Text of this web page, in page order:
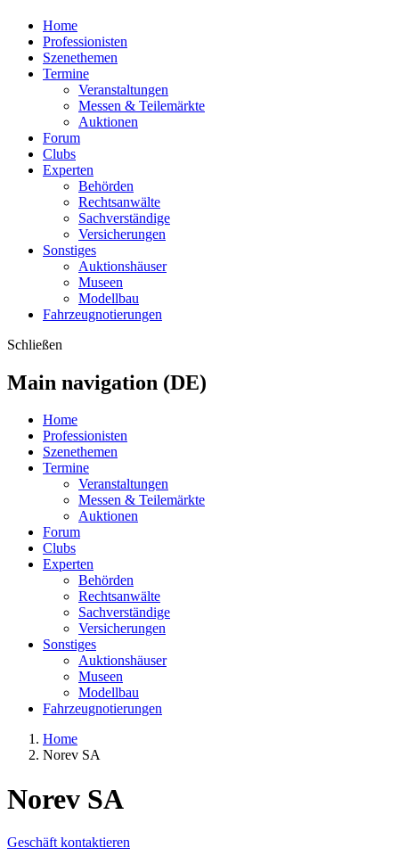
Home
Professionisten
Szenethemen
Termine
Veranstaltungen
Messen & Teilemärkte
Auktionen
Forum
Clubs
Experten
Behörden
Rechtsanwälte
Sachverständige
Versicherungen
Sonstiges
Auktionshäuser
Museen
Modellbau
Fahrzeugnotierungen
Schließen
Main navigation (DE)
Home
Professionisten
Szenethemen
Termine
Veranstaltungen
Messen & Teilemärkte
Auktionen
Forum
Clubs
Experten
Behörden
Rechtsanwälte
Sachverständige
Versicherungen
Sonstiges
Auktionshäuser
Museen
Modellbau
Fahrzeugnotierungen
Home
Norev SA
Norev SA
Geschäft kontaktieren